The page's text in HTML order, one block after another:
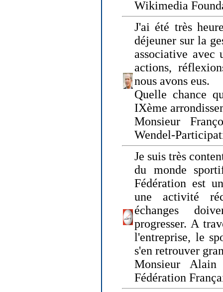
Wikimedia
J'ai été très
déjeuner sur la
associative avec
actions,
nous avons eus.
Quelle chance
IXème
Monsieur
Wendel-
Je suis très
du monde
Fédération est
une activité
échanges
progresser. A
l'entreprise, le
s'en retrouver
Monsieur
Fédération